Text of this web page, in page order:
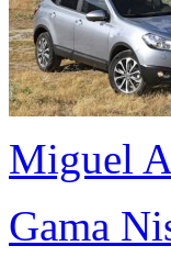
Miguel
Gama